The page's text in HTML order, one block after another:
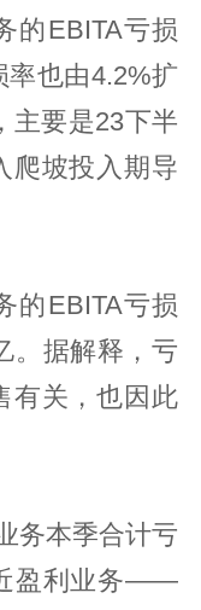
的EBITA亏损
率也由4.2%扩
主要是23下半
爬坡投入期导
的EBITA亏损
。据解释，亏
有关，也因此
务本季合计亏
盈利业务——